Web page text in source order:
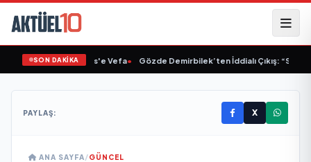
SON DAKİKA
Müslüm Gürses'e Vefa• Gözde Demirbilek’ten İddialı Çıkış: “Son
PAYLAŞ: X
ANA SAYFA/GÜNCEL